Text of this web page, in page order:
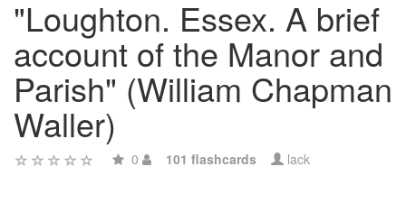
"Loughton. Essex. A brief
account of the Manor and
Parish" (William Chapman
Waller)
0 101 flashcards lack